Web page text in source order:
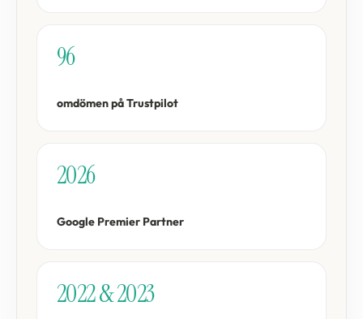
96
omdömen på Trustpilot
2026
Google Premier Partner
2022 & 2023